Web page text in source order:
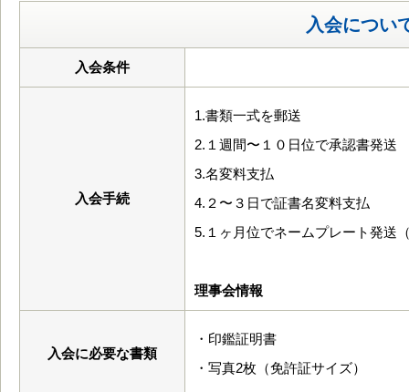
入会につい
入会条件
入会手続
1.書類一式を郵送
2.１週間〜１０日位で承認書発送
3.名変料支払
4.２〜３日で証書名変料支払
5.１ヶ月位でネームプレート発送
理事会情報
入会に必要な書類
・印鑑証明書
・写真2枚（免許証サイズ）